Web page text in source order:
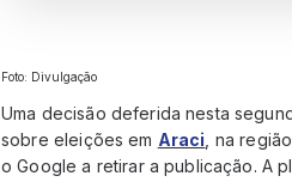
Foto: Divulgação
Uma decisão deferida nesta
sobre eleições em Araci , na
o Google a retirar a publicação. A